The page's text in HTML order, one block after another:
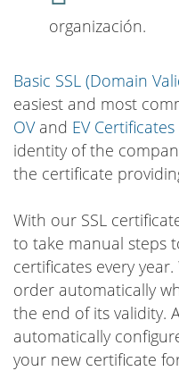
organización.
Basic SSL (Domain
easiest and most
OVand EV Certificates
identity of the
the certificate
With our SSL
to take manual steps
certificates every
order automatically
the end of its validity.
automatically
your new certificate